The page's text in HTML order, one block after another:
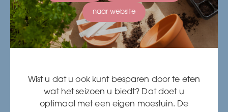
naar website
Wist u dat u ook kunt besparen door te eten
wat het seizoen u biedt? Dat doet u
optimaal met een eigen moestuin. De